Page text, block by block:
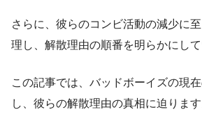
さらに、彼らのコンビ活動の減少に
理し、解散理由の順番を明らかにして
この記事では、バッドボーイズの現
し、彼らの解散理由の真相に迫ります